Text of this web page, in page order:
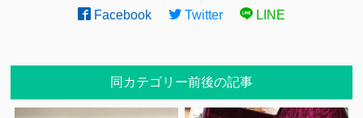
Facebook Twitter LINE
同カテゴリー前後の記事